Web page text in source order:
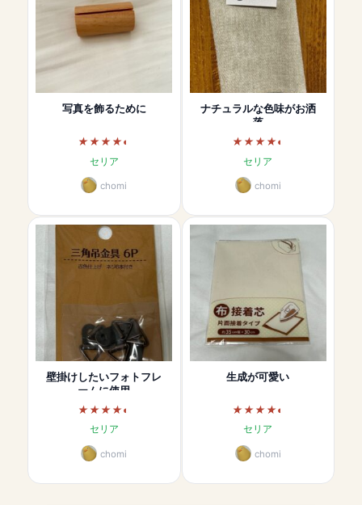
写真を飾るために
セリア
chomi
ナチュラルな色味がお洒
落
セリア
chomi
壁掛けしたいフォトフレ
ームに使用
セリア
chomi
生成が可愛い
セリア
chomi